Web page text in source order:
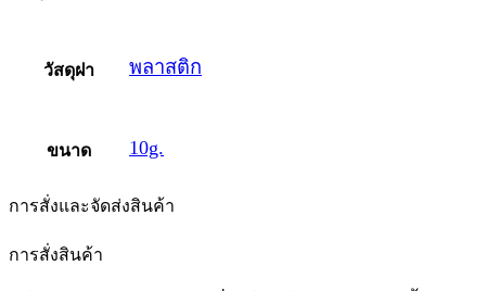
วัสดุฝา พลาสติก
ขนาด 10g.
การสั่งและจัดส่งสินค้า
การสั่งสินค้า